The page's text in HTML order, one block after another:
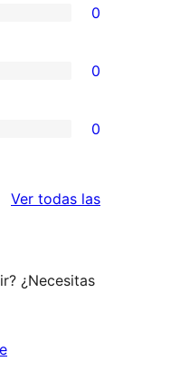
0
0
0
Ver todas las
¿Necesitas